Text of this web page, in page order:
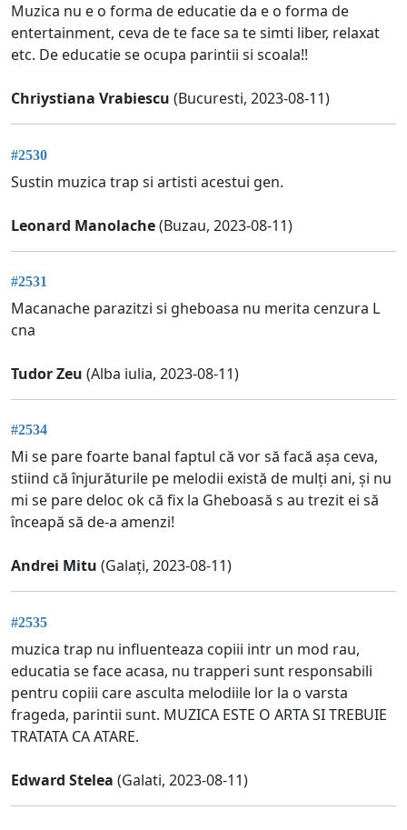
Muzica nu e o forma de educatie da e o forma de
entertainment, ceva de te face sa te simti liber, relaxat
etc. De educatie se ocupa parintii si scoala!!
Chriystiana Vrabiescu (Bucuresti, 2023-08-11)
#2530
Sustin muzica trap si artisti acestui gen.
Leonard Manolache(Buzau, 2023-08-11)
#2531
Macanache parazitzi si gheboasa nu merita cenzura L
cna
Tudor Zeu (Alba iulia, 2023-08-11)
#2534
Mi se pare foarte banal faptul că vor să facă așa ceva,
stiind că înjurăturile pe melodii există de mulți ani, și nu
mi se pare deloc ok că fix la Gheboasă s au trezit ei să
înceapă să de-a amenzi!
Andrei Mitu (Galați, 2023-08-11)
#2535
muzica trap nu influenteaza copiii intr un mod rau,
educatia se face acasa, nu trapperi sunt responsabili
pentru copiii care asculta melodiile lor la o varsta
frageda, parintii sunt. MUZICA ESTE O ARTA SI TREBUIE
TRATATA CA ATARE.
Edward Stelea (Galati, 2023-08-11)